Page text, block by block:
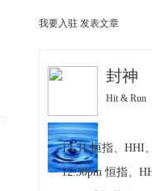
我要入驻 发表文章
封神
Hit & Run
12.31 恒指、HHI
12.30pm 恒指、